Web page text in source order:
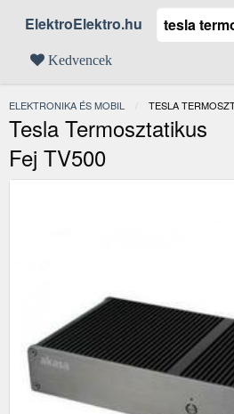
ElektroElektro.hu
Kedvencek
ELEKTRONIKA ÉS MOBIL JELENLEGI:
TESLA
Tesla Termosztatikus
Fej TV500